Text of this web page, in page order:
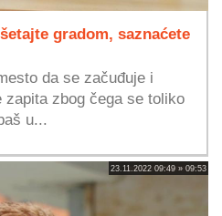
gradom, saznaćete
da se začuđuje i
zapita zbog čega se toliko
u...
23.11.2022 09:49 » 09:53